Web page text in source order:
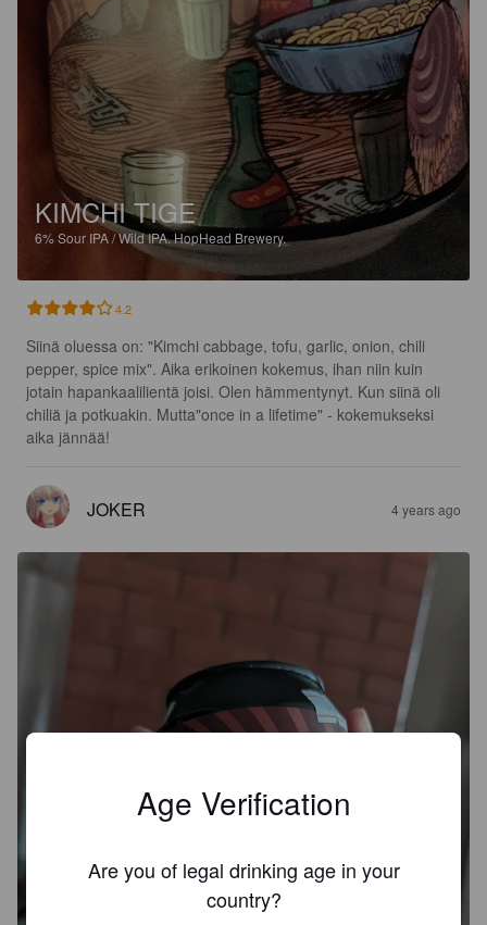
KIMCHI TIGE
6%Sour IPA / Wild IPA.HopHead Brewery.
4.2
Siinä oluessa on: "Kimchi cabbage, tofu, garlic, onion, chili
pepper, spice mix". Aika erikoinen kokemus, ihan niin kuin
jotain hapankaalilientä joisi. Olen hämmentynyt. Kun siinä oli
chiliä ja potkuakin. Mutta"once in a lifetime" - kokemukseksi
aika jännää!
JOKER 4 years ago
Age Verification
Are you of legal drinking age in your
country?